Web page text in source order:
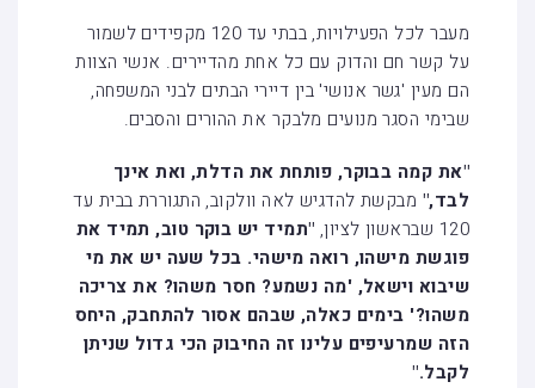
מעבר לכל הפעילויות, בבתי עד 120 מקפידים לשמור
על קשר חם והדוק עם כל אחת מהדיירים. אנשי הצוות
הם מעין 'גשר אנושי' בין דיירי הבתים לבני המשפחה,
שבימי הסגר מנועים מלבקר את ההורים והסבים.
"את קמה בבוקר, פותחת את הדלת, ואת אינך
לבד," מבקשת להדגיש לאה וולקוב, התגוררת בבית עד
120 שבראשון לציון,
"תמיד יש בוקר טוב, תמיד את
פוגשת מישהו, רואה מישהי. בכל שעה יש את מי
שיבוא וישאל, 'מה נשמע? חסר משהו? את צריכה
משהו?' בימים כאלה, שבהם אסור להתחבק, היחס
הזה שמרעיפים עלינו זה החיבוק הכי גדול שניתן
לקבל."